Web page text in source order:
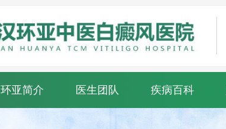
环亚简介 医生团队 疾病百科